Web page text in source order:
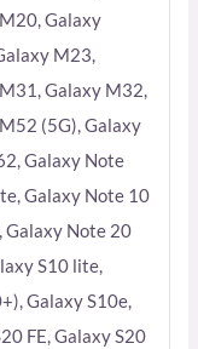
Galaxy
M23,
Galaxy M32,
(5G), Galaxy
Galaxy Note
Galaxy Note 10
Galaxy Note 20
S10 lite,
Galaxy S10e,
FE, Galaxy S20